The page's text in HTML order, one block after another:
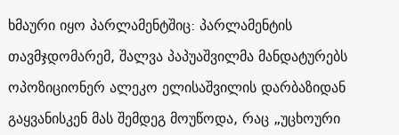
ხმაური იყო პარლამენტშიც: პარლამენტის
თავმჯდომარემ, შალვა პაპუაშვილმა მანდატურებს
ოპოზიციონერ ალეკო ელისაშვილის დარბაზიდან
გაყვანისკენ მას შემდეგ მოუწოდა, რაც „უცხოური